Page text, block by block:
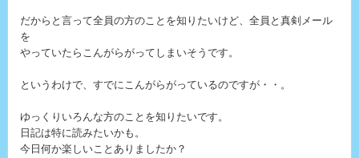
だからと言って全員の方のことを知りたいけど、全員と真剣メール
を
やっていたらこんがらがってしまいそうです。
というわけで、すでにこんがらがっているのですが・・。
ゆっくりいろんな方のことを知りたいです。
日記は特に読みたいかも。
今日何か楽しいことありましたか？